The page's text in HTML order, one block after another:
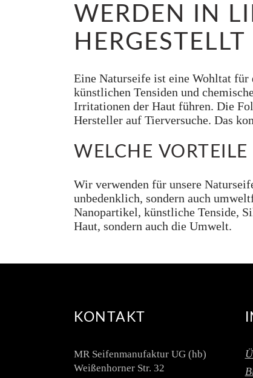
WERDEN IN
Eine Naturseife ist eine Wohltat für
künstlichen Tensiden und
Irritationen der Haut führen. Die
Hersteller auf Tierversuche. Das
WELCHE
Wir verwenden für unsere
unbedenklich, sondern auch
Nanopartikel, künstliche Tenside,
Haut, sondern auch die Umwelt.
KONTAKT
MR Seifenmanufaktur UG (hb)
Weißenhorner Str. 32